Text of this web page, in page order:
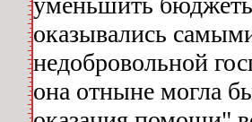
оказывались
недобровольной
она отныне могла